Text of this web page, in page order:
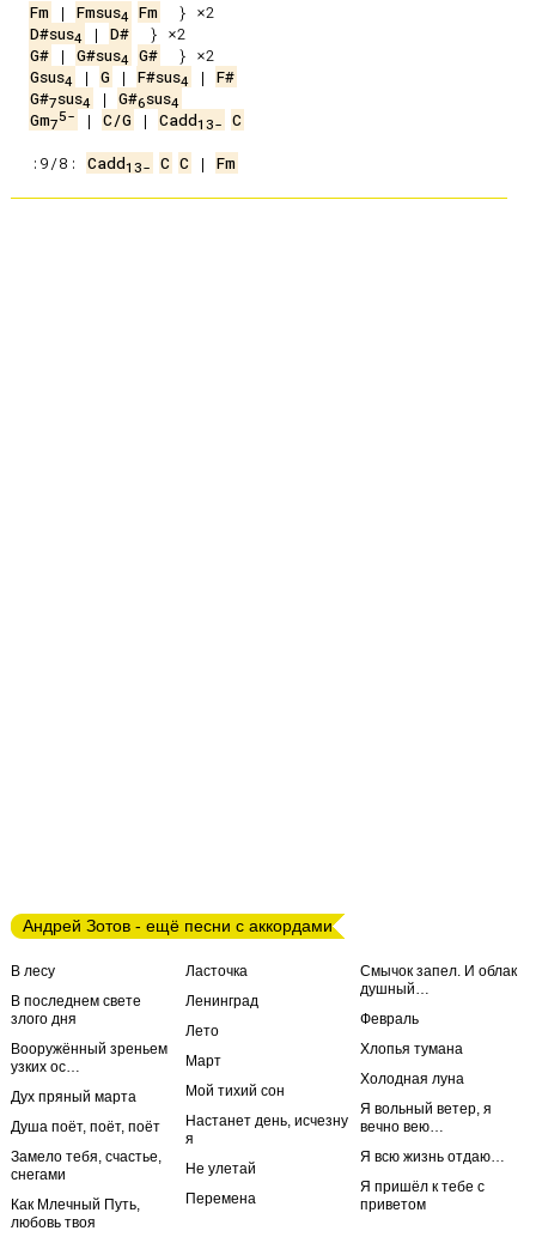
Fm | Fmsus4 Fm
D#sus4 | D#
G# | G#sus4 G#
Gsus4 | G | F#sus4 | F#
G#7sus4 | G#6sus4
Gm75- | C/G | Cadd13- C
:9/8: Cadd13- C C | Fm
Андрей Зотов - ещё песни с аккордами
В лесу
В последнем свете
злого дня
Вооружённый зреньем
узких ос…
Дух пряный марта
Душа поёт, поёт, поёт
Замело тебя, счастье,
снегами
Как Млечный Путь,
любовь твоя
Ласточка
Ленинград
Лето
Март
Мой тихий сон
Настанет день, исчезну
я
Не улетай
Перемена
Смычок запел. И облак
душный…
Февраль
Хлопья тумана
Холодная луна
Я вольный ветер, я
вечно вею…
Я всю жизнь отдаю…
Я пришёл к тебе с
приветом